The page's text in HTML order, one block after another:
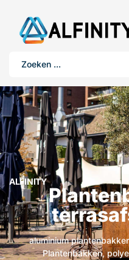
ALFINITY
aluminium
Plantenbakken,